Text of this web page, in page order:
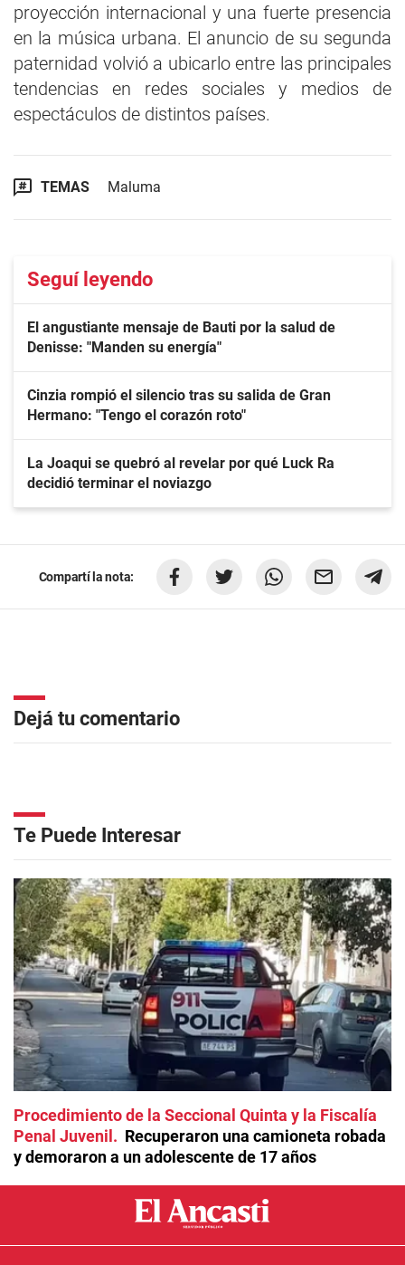
proyección internacional y una fuerte presencia
en la música urbana. El anuncio de su segunda
paternidad volvió a ubicarlo entre las principales
tendencias en redes sociales y medios de
espectáculos de distintos países.
TEMAS Maluma
Seguí leyendo
El angustiante mensaje de Bauti por la salud de
Denisse: "Manden su energía"
Cinzia rompió el silencio tras su salida de Gran
Hermano: "Tengo el corazón roto"
La Joaqui se quebró al revelar por qué Luck Ra
decidió terminar el noviazgo
Compartí la nota:
Dejá tu comentario
Te Puede Interesar
Procedimiento de la Seccional Quinta y la Fiscalía
Penal Juvenil
Recuperaron una camioneta robada
y demoraron a un adolescente de 17 años